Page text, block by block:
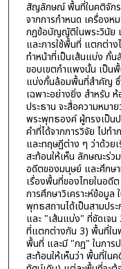
สัญลักษณ์ พื้นที่ในคติจักร
จากการกำหนด เครื่อง
กฎข้อบัญญัติในพระวินัย
และการใช้พื้นที่ แตกต่า
ทำหน้าที่เป็นเส้นแบ่ง กั้
ขอบเขตกำแพงนั้น เป็น
แบ่งกั้นล้อมพื้นที่สำคัญ ซึ่
เฉพาะอย่างยิ่ง สำหรับ
ประธาน จะสื่อความหม
พระพุทธองค์ ผู้ทรงเป็น
คำที่ได้จากการวิจัย ไปท
และทฤษฎีต่าง ๆ ว่าด้ว
สะท้อนให้เห็น ลักษณะร่ว
อดีตของมนุษย์ และศึกษ
เรื่องพื้นที่ของไทยในอดี
การศึกษาวิเคราะห์ข้อมู
พุทธสถานได้เป็นสามปร
และ "เส้นแบ่ง" ที่ชัดเจ
ที่แตกต่างกัน 3) พื้นที่ใน
พื้นที่ และมี "กฎ" ในการ
สะท้อนให้เห็นว่า พื้นที่ใ